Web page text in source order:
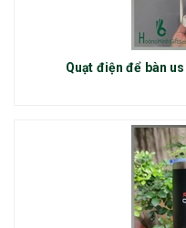
Quạt điện để bàn